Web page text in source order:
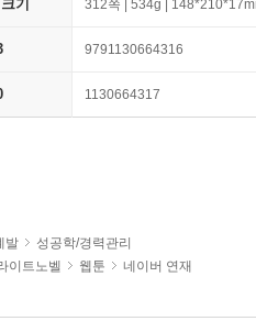
기 312쪽 | 534g |
9791130664316
1130664317
발
성공학/경력관리
이트노벨 웹툰 네이버 연재